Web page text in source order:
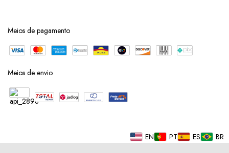
Meios de pagamento
Meios de envio
EN PT ES BR